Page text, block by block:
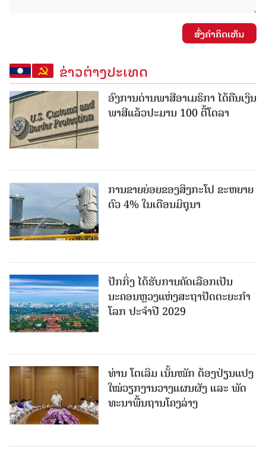
ສົ່ງຄໍາຄິດເຫັນ
ຂ່າວຕ່າງປະເທດ
ອົງການດ່ານພາສີອາເມຣິກາ ໄດ້ຄືນເງິນ
ພາສີແລ້ວປະມານ 100 ຕື້ໂດລາ
ການຂາຍຍ່ອຍຂອງສິງກະໂປ ຂະຫຍາຍ
ຕົວ 4% ໃນເດືອນມິຖຸນາ
ປັກກິ່ງ ໄດ້ຮັບການຄັດເລືອກເປັນ
ນະຄອນຫຼວງແຫ່ງສະຖາປັດຕະຍະກຳ
ໂລກ ປະຈຳປີ 2029
ທ່ານ ໂຕ​ເລິມ ເນັ້ນໜັກ ຕ້ອງ​ປ່ຽນ​ແປງ​
ໃໝ່​ວຽກ​ງານ​ວາງ​ແຜນ​ຜັງ ແລະ ​ພັດ​
ທະ​ນາ​ພື້ນ​ຖານ​ໂຄງ​ລ່າງ